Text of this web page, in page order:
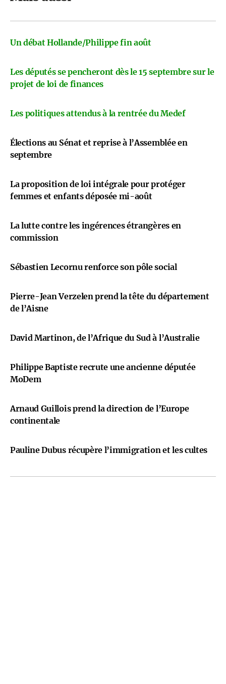
Un débat Hollande/Philippe fin août
Les députés se pencheront dès le 15 septembre sur le
projet de loi de finances
Les politiques attendus à la rentrée du Medef
Élections au Sénat et reprise à l’Assemblée en
septembre
La proposition de loi intégrale pour protéger
femmes et enfants déposée mi-août
La lutte contre les ingérences étrangères en
commission
Sébastien Lecornu renforce son pôle social
Pierre-Jean Verzelen prend la tête du département
de l’Aisne
David Martinon, de l’Afrique du Sud à l’Australie
Philippe Baptiste recrute une ancienne députée
MoDem
Arnaud Guillois prend la direction de l’Europe
continentale
Pauline Dubus récupère l’immigration et les cultes